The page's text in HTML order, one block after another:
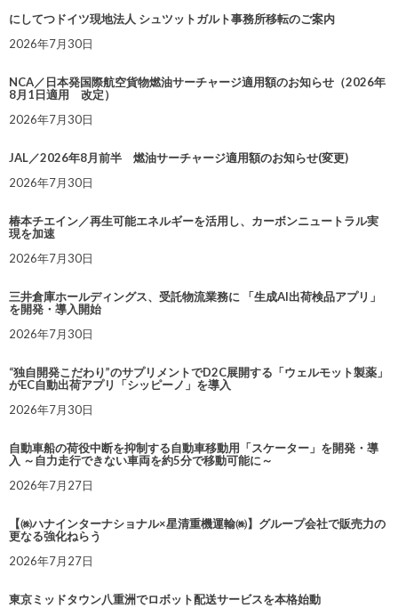
にしてつドイツ現地法人 シュツットガルト事務所移転のご案内
2026年7月30日
NCA／日本発国際航空貨物燃油サーチャージ適用額のお知らせ（2026年
8月1日適用 改定）
2026年7月30日
JAL／2026年8月前半 燃油サーチャージ適用額のお知らせ(変更)
2026年7月30日
椿本チエイン／再生可能エネルギーを活用し、カーボンニュートラル実
現を加速
2026年7月30日
三井倉庫ホールディングス、受託物流業務に 「生成AI出荷検品アプリ」
を開発・導入開始
2026年7月30日
“独自開発こだわり”のサプリメントでD2C展開する「ウェルモット製薬」
がEC自動出荷アプリ「シッピーノ」を導入
2026年7月30日
自動車船の荷役中断を抑制する自動車移動用「スケーター」を開発・導
入 ～自力走行できない車両を約5分で移動可能に～
2026年7月27日
【㈱ハナインターナショナル×星清重機運輸㈱】グループ会社で販売力の
更なる強化ねらう
2026年7月27日
東京ミッドタウン八重洲でロボット配送サービスを本格始動